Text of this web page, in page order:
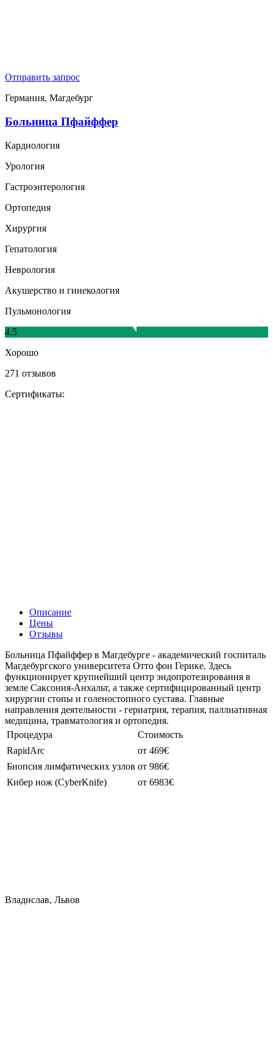
Отправить запрос
Германия, Магдебург
Больница Пфайффер
Кардиология
Урология
Гастроэнтерология
Ортопедия
Хирургия
Гепатология
Неврология
Акушерство и гинекология
Пульмонология
4.5
Хорошо
271 отзывов
Сертификаты:
Описание
Цены
Отзывы
Больница Пфайффер в Магдебурге - академический госпиталь
Магдебургского университета Отто фон Герике. Здесь
функционирует крупнейший центр эндопротезирования в
земле Саксония-Анхальт, а также сертифицированный центр
хирургии стопы и голеностопного сустава. Главные
направления деятельности - гериатрия, терапия, паллиативная
медицина, травматология и ортопедия.
Процедура
Стоимость
RapidArc
от 469€
Биопсия лимфатических узлов от 986€
Кибер нож (CyberKnife)
от 6983€
Владислав, Львов